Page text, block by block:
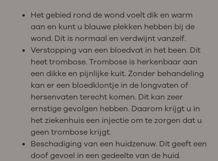
Het gebied rond de wond voelt dik en warm
aan en kunt u blauwe plekken hebben bij de
wond. Dit is normaal en verdwijnt vanzelf.
Verstopping van een bloedvat in het been. Dit
heet trombose. Trombose is herkenbaar aan
een dikke en pijnlijke kuit. Zonder behandeling
kan er een bloedklontje in de longvaten of
hersenvaten terecht komen. Dit kan zeer
ernstige gevolgen hebben. Daarom krijgt u in
het ziekenhuis een injectie om te zorgen dat u
geen trombose krijgt.
Beschadiging van een huidzenuw. Dit geeft een
doof gevoel in een gedeelte van de huid.